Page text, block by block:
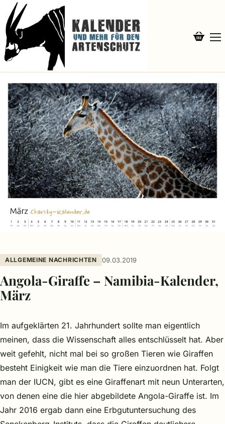
ALLGEMEINE NACHRICHTEN 09.03.2019
Angola-Giraffe – Namibia-Kalender,
März
Im aufgeklärten 21. Jahrhundert sollte man eigentlich
meinen, dass die Wissenschaft alles entschlüsselt hat. Aber
weit gefehlt, nicht mal bei so großen Tieren wie Giraffen
besteht Einigkeit wie man die Tiere einzuordnen hat. Folgt
man der IUCN, gibt es eine Giraffenart mit neun Unterarten,
von denen eine die hier abgebildete Angola-Giraffe ist. Im
Jahr 2016 ergab dann eine Erbgutuntersuchung des